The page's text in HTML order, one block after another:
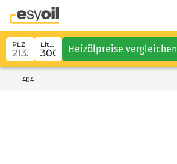
PLZ Liter Heizölpreise vergleichen
404